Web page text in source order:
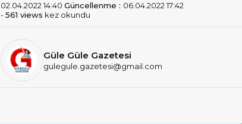
02.04.2022 14:40 Güncellenme : 06.04.2022 17:42
-561 views kez okundu
Güle Güle Gazetesi
gulegule.gazetesi@gmail.com